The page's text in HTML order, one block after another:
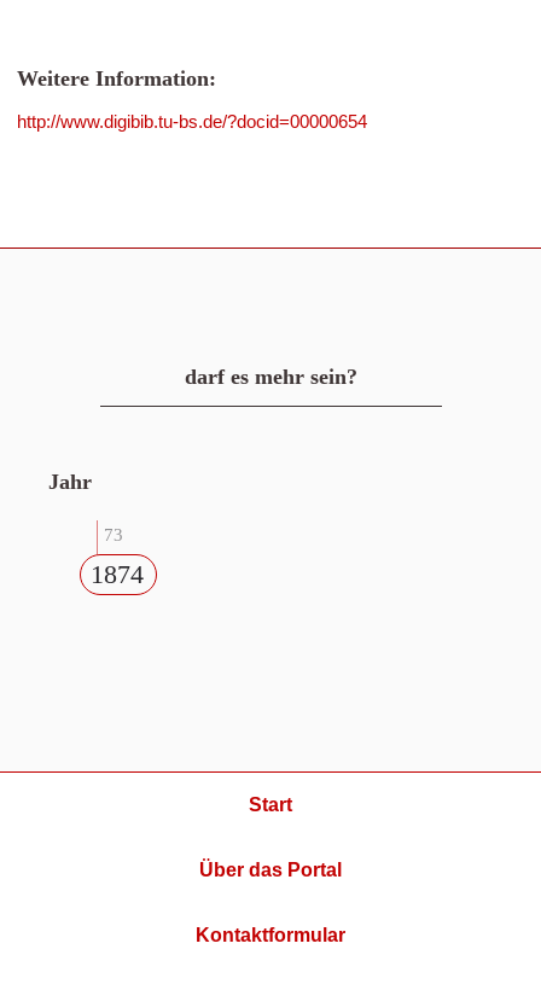
Weitere Information:
http://www.digibib.tu-bs.de/?docid=00000654
darf es mehr sein?
Jahr
73
1874
Start
Über das Portal
Kontaktformular